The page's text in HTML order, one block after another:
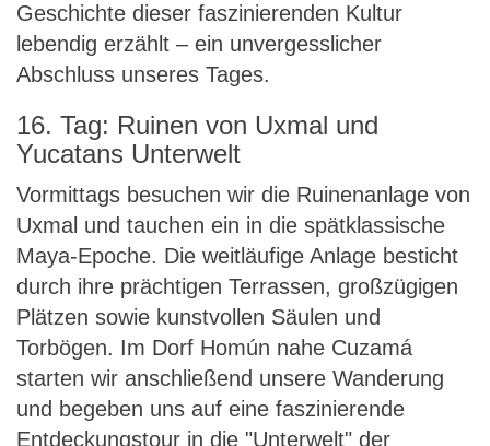
Geschichte dieser faszinierenden Kultur
lebendig erzählt – ein unvergesslicher
Abschluss unseres Tages.
16. Tag: Ruinen von Uxmal und
Yucatans Unterwelt
Vormittags besuchen wir die Ruinenanlage von
Uxmal und tauchen ein in die spätklassische
Maya-Epoche. Die weitläufige Anlage besticht
durch ihre prächtigen Terrassen, großzügigen
Plätzen sowie kunstvollen Säulen und
Torbögen. Im Dorf Homún nahe Cuzamá
starten wir anschließend unsere Wanderung
und begeben uns auf eine faszinierende
Entdeckungstour in die "Unterwelt" der